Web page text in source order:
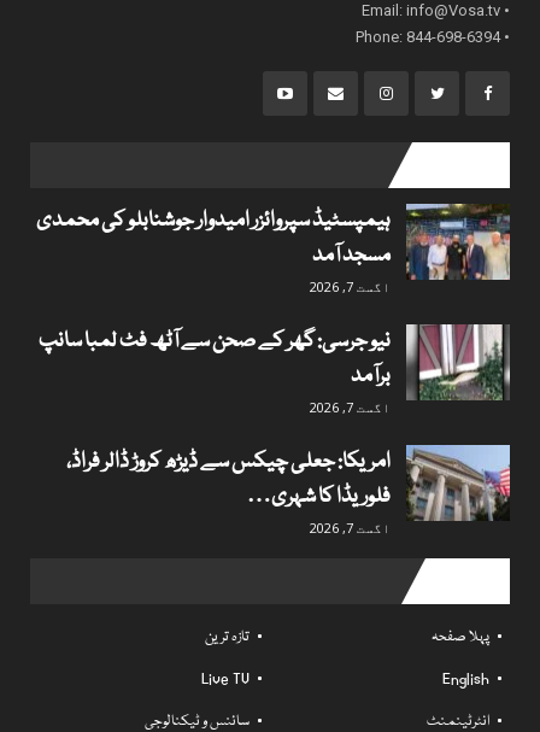
• Email:
info@Vosa.tv
• Phone: 844-698-6394
ہیمپسٹیڈ سپروائزر امیدوار جوشنابلو کی محمدی
مسجد آمد
اگست 7, 2026
نیو جرسی: گھر کے صحن سے آٹھ فٹ لمبا سانپ
برآمد
اگست 7, 2026
امریکا: جعلی چیکس سے ڈیڑھ کروڑ ڈالر فراڈ،
فلوریڈا کا شہری…
اگست 7, 2026
پہلا صفحہ
تازہ ترین
English
Live TV
انٹرٹینمنٹ
سائنس و ٹیکنالوجی